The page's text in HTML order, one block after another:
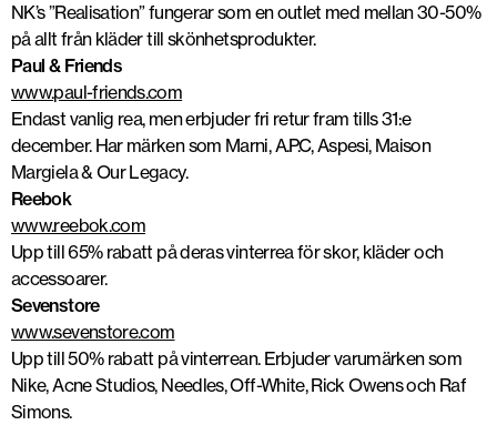
NK’s ”Realisation” fungerar som en outlet med mellan 30-50%
på allt från kläder till skönhetsprodukter.
Paul & Friends
www.paul-friends.com
Endast vanlig rea, men erbjuder fri retur fram tills 31:e
december. Har märken som Marni, A.P.C, Aspesi, Maison
Margiela & Our Legacy.
Reebok
www.reebok.com
Upp till 65% rabatt på deras vinterrea för skor, kläder och
accessoarer.
Sevenstore
www.sevenstore.com
Upp till 50% rabatt på vinterrean. Erbjuder varumärken som
Nike, Acne Studios, Needles, Off-White, Rick Owens och Raf
Simons.